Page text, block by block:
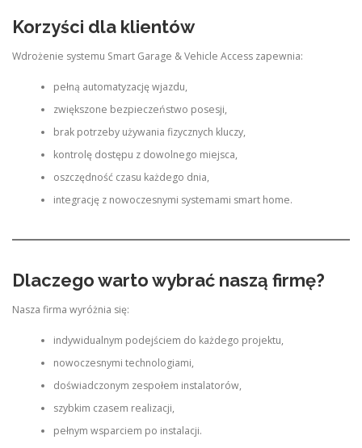
Korzyści dla klientów
Wdrożenie systemu Smart Garage & Vehicle Access zapewnia:
pełną automatyzację wjazdu,
zwiększone bezpieczeństwo posesji,
brak potrzeby używania fizycznych kluczy,
kontrolę dostępu z dowolnego miejsca,
oszczędność czasu każdego dnia,
integrację z nowoczesnymi systemami smart home.
Dlaczego warto wybrać naszą firmę?
Nasza firma wyróżnia się:
indywidualnym podejściem do każdego projektu,
nowoczesnymi technologiami,
doświadczonym zespołem instalatorów,
szybkim czasem realizacji,
pełnym wsparciem po instalacji.